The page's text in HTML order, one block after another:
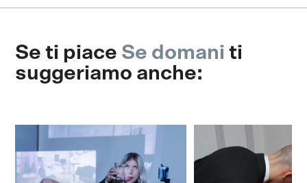
Se ti piace Se domani ti
suggeriamo anche: